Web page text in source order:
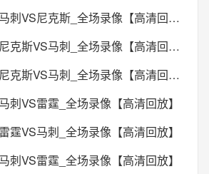
2026年06月09日 马刺VS尼克斯_全场录像【高清回放】
2026年06月06日 尼克斯VS马刺_全场录像【高清回放】
2026年06月04日 尼克斯VS马刺_全场录像【高清回放】
刺VS雷霆_全场录像【高清回放】
霆VS马刺_全场录像【高清回放】
刺VS雷霆_全场录像【高清回放】